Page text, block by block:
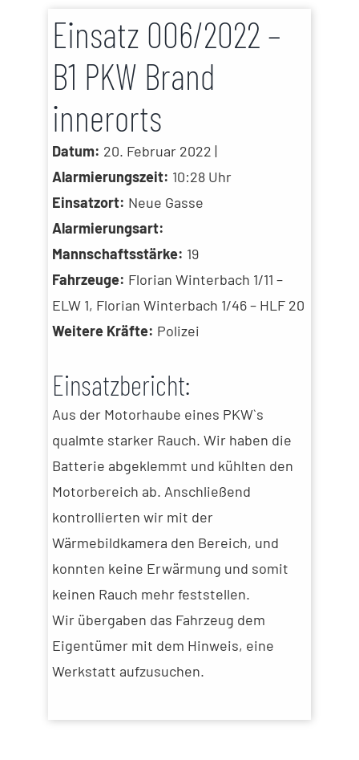
Einsatz 006/2022 –
B1 PKW Brand
innerorts
Datum: 20. Februar 2022 |
Alarmierungszeit: 10:28 Uhr
Einsatzort: Neue Gasse
Alarmierungsart:
Mannschaftsstärke: 19
Fahrzeuge: Florian Winterbach 1/11 –
ELW 1, Florian Winterbach 1/46 – HLF 20
Weitere Kräfte: Polizei
Einsatzbericht:
Aus der Motorhaube eines PKW`s
qualmte starker Rauch. Wir haben die
Batterie abgeklemmt und kühlten den
Motorbereich ab. Anschließend
kontrollierten wir mit der
Wärmebildkamera den Bereich, und
konnten keine Erwärmung und somit
keinen Rauch mehr feststellen.
Wir übergaben das Fahrzeug dem
Eigentümer mit dem Hinweis, eine
Werkstatt aufzusuchen.